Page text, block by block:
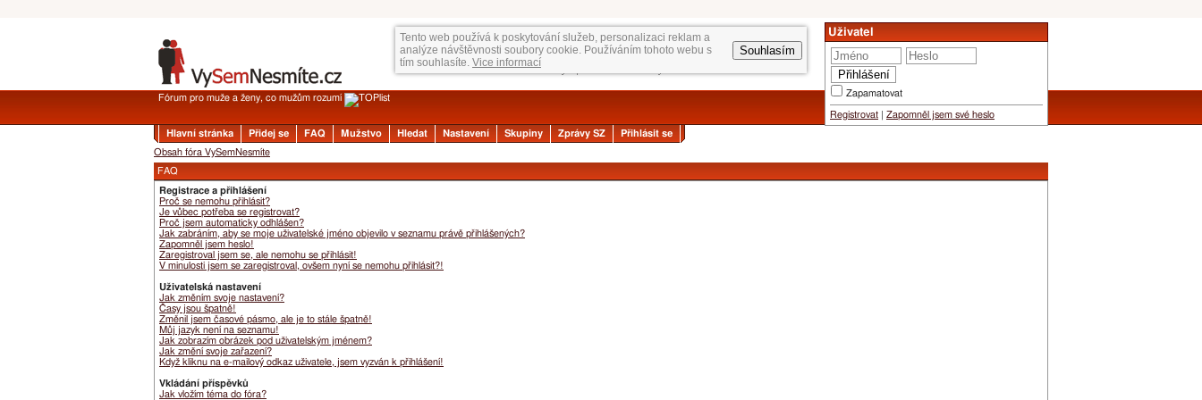
Tento web používá k poskytování služeb, personalizaci reklam a
analýze návštěvnosti soubory cookie. Používáním tohoto webu s
tím souhlasíte. Vice informací
Souhlasím
Uživatel
Zapamatovat
Registrovat Zapomněl jsem své heslo
Fórum pro muže a ženy, co mužům rozumí
Hlavní stránka Přidej se FAQ Mužstvo Hledat Nastavení Skupiny Zprávy SZ
Přihlásit se
Obsah fóra VySemNesmíte
FAQ
Registrace a přihlášení
Proč se nemohu přihlásit?
Je vůbec potřeba se registrovat?
Proč jsem automaticky odhlášen?
Jak zabráním, aby se moje uživatelské jméno objevilo v seznamu právě přihlášených?
Zapomněl jsem heslo!
Zaregistroval jsem se, ale nemohu se přihlásit!
V minulosti jsem se zaregistroval, ovšem nyní se nemohu přihlásit?!
Uživatelská nastavení
Jak změním svoje nastavení?
Časy jsou špatně!
Změnil jsem časové pásmo, ale je to stále špatně!
Můj jazyk není na seznamu!
Jak zobrazím obrázek pod uživatelským jménem?
Jak změní svoje zařazení?
Když kliknu na e-mailový odkaz uživatele, jsem vyzván k přihlášení!
Vkládání příspěvků
Jak vložím téma do fóra?